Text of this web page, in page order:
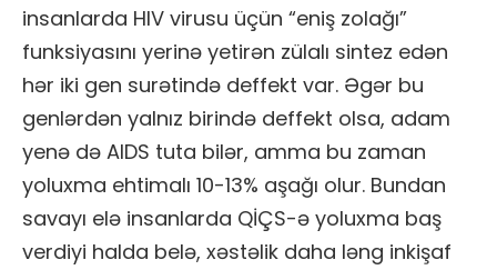
insanlarda HIV virusu üçün “eniş zolağı”
funksiyasını yerinə yetirən zülalı sintez edən
hər iki gen surətində deffekt var. Əgər bu
genlərdən yalnız birində deffekt olsa, adam
yenə də AIDS tuta bilər, amma bu zaman
yoluxma ehtimalı 10-13% aşağı olur. Bundan
savayı elə insanlarda QİÇS-ə yoluxma baş
verdiyi halda belə, xəstəlik daha ləng inkişaf